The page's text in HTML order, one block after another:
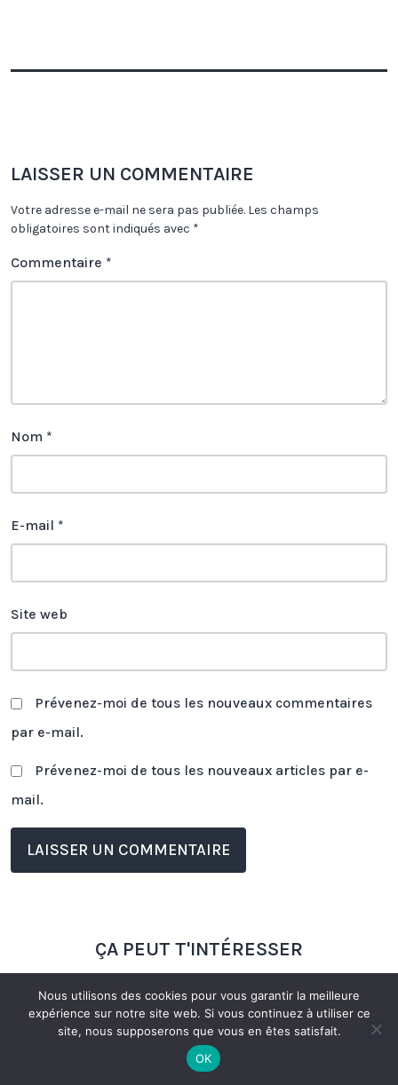
LAISSER UN COMMENTAIRE
Votre adresse e-mail ne sera pas publiée. Les champs
obligatoires sont indiqués avec *
Commentaire *
Nom *
E-mail *
Site web
Prévenez-moi de tous les nouveaux commentaires
par e-mail.
Prévenez-moi de tous les nouveaux articles par e-
mail.
ÇA PEUT T'INTÉRESSER
Nous utilisons des cookies pour vous garantir la meilleure
expérience sur notre site web. Si vous continuez à utiliser ce
site, nous supposerons que vous en êtes satisfait.
OK